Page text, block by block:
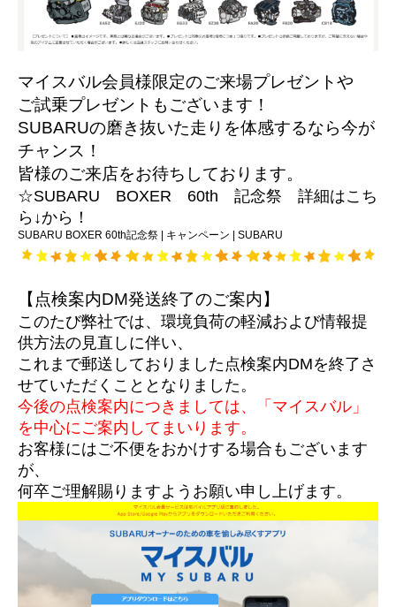
マイスバル会員様限定のご来場プレゼントや
ご試乗プレゼントもございます！
SUBARUの磨き抜いた走りを体感するなら今が
チャンス！
皆様のご来店をお待ちしております。
☆SUBARU BOXER 60th 記念祭 詳細はこち
ら↓から！
SUBARU BOXER 60th記念祭 | キャンペーン | SUBARU
【点検案内DM発送終了のご案内】
このたび弊社では、環境負荷の軽減および情報提
供方法の見直しに伴い、
これまで郵送しておりました点検案内DMを終了さ
せていただくこととなりました。
今後の点検案内につきましては、「マイスバル」
を中心にご案内してまいります。
お客様にはご不便をおかけする場合もございます
が、
何卒ご理解賜りますようお願い申し上げます。